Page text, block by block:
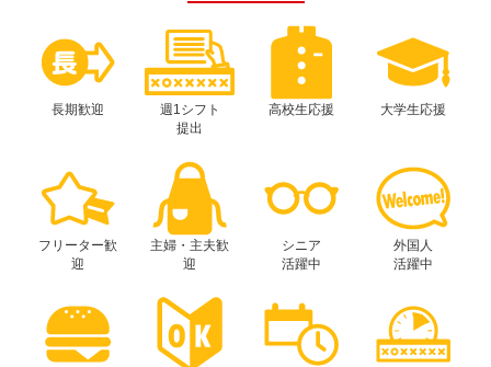
長期歓迎
週1シフト
提出
高校生応援 大学生応援
フリーター歓
迎
主婦・主夫歓
迎
シニア
活躍中
外国人
活躍中